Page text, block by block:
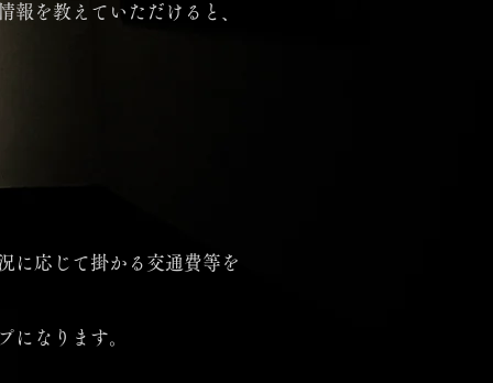
報を教えていただけると、
に応じて掛かる交通費等を
になります。